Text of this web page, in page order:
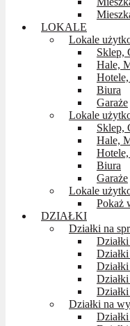
LOKALE
Lokale
Sklep,
Hale,
Biura
Garaże
Lokale
Sklep,
Hale,
Biura
Garaże
Lokale
Pokaż
DZIAŁKI
Działki na
Działki na